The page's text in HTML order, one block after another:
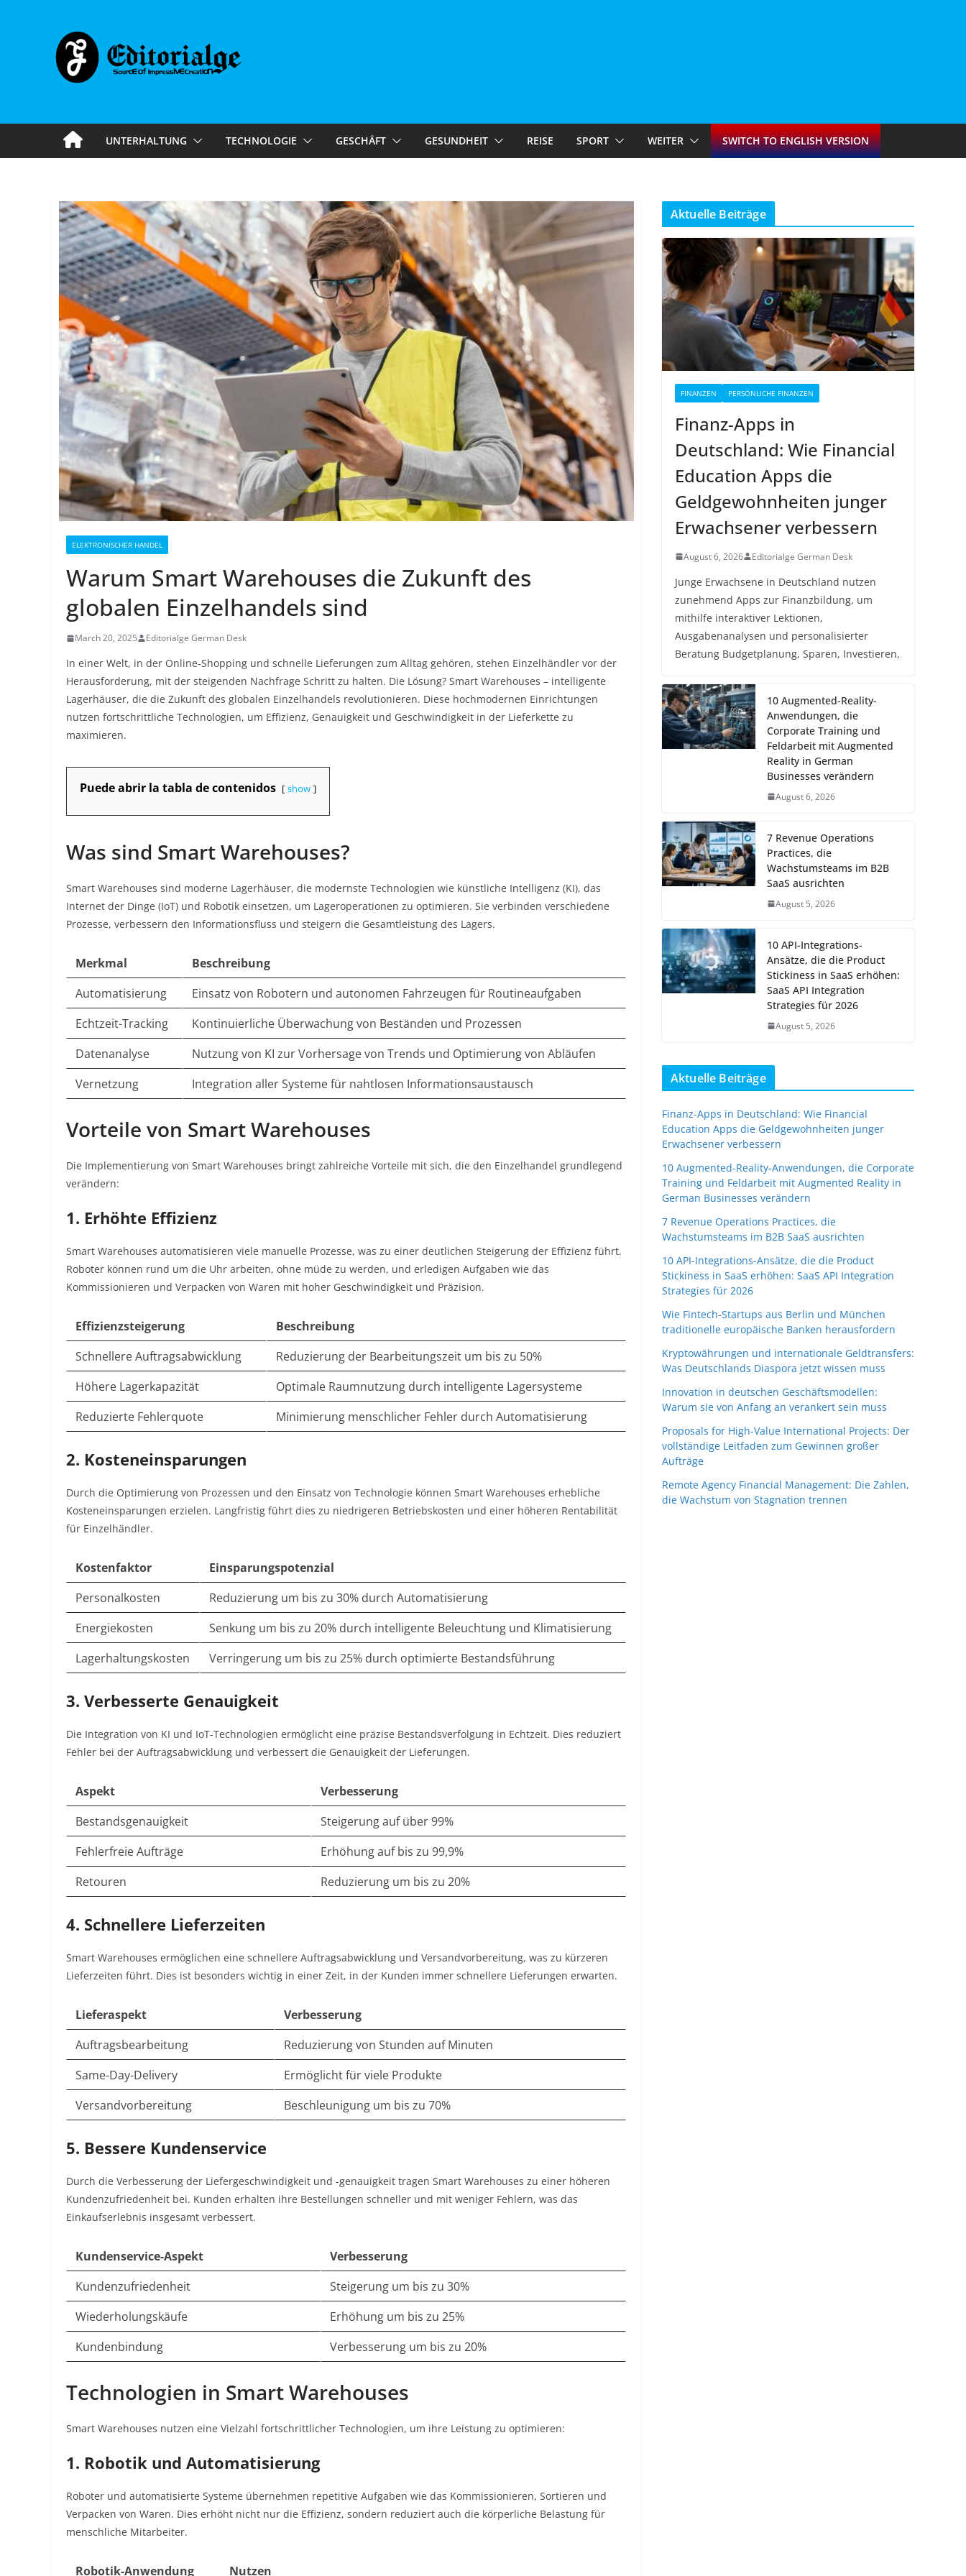
UNTERHALTUNG TECHNOLOGIE GESCHÄFT GESUNDHEIT REISE SPORT WEITER SWITCH TO ENGLISH VERSION
ELEKTRONISCHER HANDEL
Warum Smart Warehouses die Zukunft des
globalen Einzelhandels sind
March 20, 2025 Editorialge German Desk
In einer Welt, in der Online-Shopping und schnelle Lieferungen zum Alltag gehören, stehen Einzelhändler vor der
Herausforderung, mit der steigenden Nachfrage Schritt zu halten. Die Lösung? Smart Warehouses – intelligente
Lagerhäuser, die die Zukunft des globalen Einzelhandels revolutionieren. Diese hochmodernen Einrichtungen
nutzen fortschrittliche Technologien, um Effizienz, Genauigkeit und Geschwindigkeit in der Lieferkette zu
maximieren.
Puede abrir la tabla de contenidos show
Was sind Smart Warehouses?
Smart Warehouses sind moderne Lagerhäuser, die modernste Technologien wie künstliche Intelligenz (KI), das
Internet der Dinge (IoT) und Robotik einsetzen, um Lageroperationen zu optimieren. Sie verbinden verschiedene
Prozesse, verbessern den Informationsfluss und steigern die Gesamtleistung des Lagers.
Merkmal
Beschreibung
Automatisierung
Einsatz von Robotern und autonomen Fahrzeugen für Routineaufgaben
Echtzeit-Tracking
Kontinuierliche Überwachung von Beständen und Prozessen
Datenanalyse
Nutzung von KI zur Vorhersage von Trends und Optimierung von Abläufen
Vernetzung
Integration aller Systeme für nahtlosen Informationsaustausch
Vorteile von Smart Warehouses
Die Implementierung von Smart Warehouses bringt zahlreiche Vorteile mit sich, die den Einzelhandel grundlegend
verändern:
1. Erhöhte Effizienz
Smart Warehouses automatisieren viele manuelle Prozesse, was zu einer deutlichen Steigerung der Effizienz führt.
Roboter können rund um die Uhr arbeiten, ohne müde zu werden, und erledigen Aufgaben wie das
Kommissionieren und Verpacken von Waren mit hoher Geschwindigkeit und Präzision.
Effizienzsteigerung
Beschreibung
Schnellere Auftragsabwicklung
Reduzierung der Bearbeitungszeit um bis zu 50%
Höhere Lagerkapazität
Optimale Raumnutzung durch intelligente Lagersysteme
Reduzierte Fehlerquote
Minimierung menschlicher Fehler durch Automatisierung
2. Kosteneinsparungen
Durch die Optimierung von Prozessen und den Einsatz von Technologie können Smart Warehouses erhebliche
Kosteneinsparungen erzielen. Langfristig führt dies zu niedrigeren Betriebskosten und einer höheren Rentabilität
für Einzelhändler.
Kostenfaktor
Einsparungspotenzial
Personalkosten
Reduzierung um bis zu 30% durch Automatisierung
Energiekosten
Senkung um bis zu 20% durch intelligente Beleuchtung und Klimatisierung
Lagerhaltungskosten
Verringerung um bis zu 25% durch optimierte Bestandsführung
3. Verbesserte Genauigkeit
Die Integration von KI und IoT-Technologien ermöglicht eine präzise Bestandsverfolgung in Echtzeit. Dies reduziert
Fehler bei der Auftragsabwicklung und verbessert die Genauigkeit der Lieferungen.
Aspekt
Verbesserung
Bestandsgenauigkeit
Steigerung auf über 99%
Fehlerfreie Aufträge
Erhöhung auf bis zu 99,9%
Retouren
Reduzierung um bis zu 20%
4. Schnellere Lieferzeiten
Smart Warehouses ermöglichen eine schnellere Auftragsabwicklung und Versandvorbereitung, was zu kürzeren
Lieferzeiten führt. Dies ist besonders wichtig in einer Zeit, in der Kunden immer schnellere Lieferungen erwarten.
Lieferaspekt
Verbesserung
Auftragsbearbeitung
Reduzierung von Stunden auf Minuten
Same-Day-Delivery
Ermöglicht für viele Produkte
Versandvorbereitung
Beschleunigung um bis zu 70%
5. Bessere Kundenservice
Durch die Verbesserung der Liefergeschwindigkeit und -genauigkeit tragen Smart Warehouses zu einer höheren
Kundenzufriedenheit bei. Kunden erhalten ihre Bestellungen schneller und mit weniger Fehlern, was das
Einkaufserlebnis insgesamt verbessert.
Kundenservice-Aspekt
Verbesserung
Kundenzufriedenheit
Steigerung um bis zu 30%
Wiederholungskäufe
Erhöhung um bis zu 25%
Kundenbindung
Verbesserung um bis zu 20%
Technologien in Smart Warehouses
Smart Warehouses nutzen eine Vielzahl fortschrittlicher Technologien, um ihre Leistung zu optimieren:
1. Robotik und Automatisierung
Roboter und automatisierte Systeme übernehmen repetitive Aufgaben wie das Kommissionieren, Sortieren und
Verpacken von Waren. Dies erhöht nicht nur die Effizienz, sondern reduziert auch die körperliche Belastung für
menschliche Mitarbeiter.
Robotik-Anwendung Nutzen
Aktuelle Beiträge
FINANZEN PERSÖNLICHE FINANZEN
Finanz-Apps in
Deutschland: Wie Financial
Education Apps die
Geldgewohnheiten junger
Erwachsener verbessern
August 6, 2026 Editorialge German Desk
Junge Erwachsene in Deutschland nutzen
zunehmend Apps zur Finanzbildung, um
mithilfe interaktiver Lektionen,
Ausgabenanalysen und personalisierter
Beratung Budgetplanung, Sparen, Investieren,
10 Augmented-Reality-
Anwendungen, die
Corporate Training und
Feldarbeit mit Augmented
Reality in German
Businesses verändern
August 6, 2026
7 Revenue Operations
Practices, die
Wachstumsteams im B2B
SaaS ausrichten
August 5, 2026
10 API-Integrations-
Ansätze, die die Product
Stickiness in SaaS erhöhen:
SaaS API Integration
Strategies für 2026
August 5, 2026
Aktuelle Beiträge
Finanz-Apps in Deutschland: Wie Financial
Education Apps die Geldgewohnheiten junger
Erwachsener verbessern
10 Augmented-Reality-Anwendungen, die Corporate
Training und Feldarbeit mit Augmented Reality in
German Businesses verändern
7 Revenue Operations Practices, die
Wachstumsteams im B2B SaaS ausrichten
10 API-Integrations-Ansätze, die die Product
Stickiness in SaaS erhöhen: SaaS API Integration
Strategies für 2026
Wie Fintech-Startups aus Berlin und München
traditionelle europäische Banken herausfordern
Kryptowährungen und internationale Geldtransfers:
Was Deutschlands Diaspora jetzt wissen muss
Innovation in deutschen Geschäftsmodellen:
Warum sie von Anfang an verankert sein muss
Proposals for High-Value International Projects: Der
vollständige Leitfaden zum Gewinnen großer
Aufträge
Remote Agency Financial Management: Die Zahlen,
die Wachstum von Stagnation trennen